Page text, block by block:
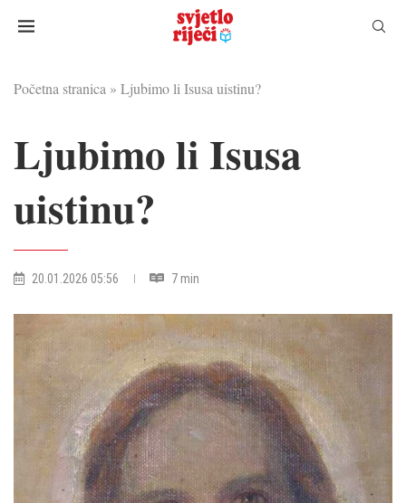
Početna stranica » Ljubimo li Isusa uistinu?
Ljubimo li Isusa
uistinu?
20.01.2026 05:56 7 min